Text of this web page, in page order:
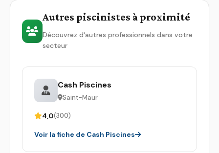
Autres piscinistes à proximité
Découvrez d'autres professionnels dans votre
secteur
Cash Piscines
Saint-Maur
4,0(300)
Voir la fiche de Cash Piscines